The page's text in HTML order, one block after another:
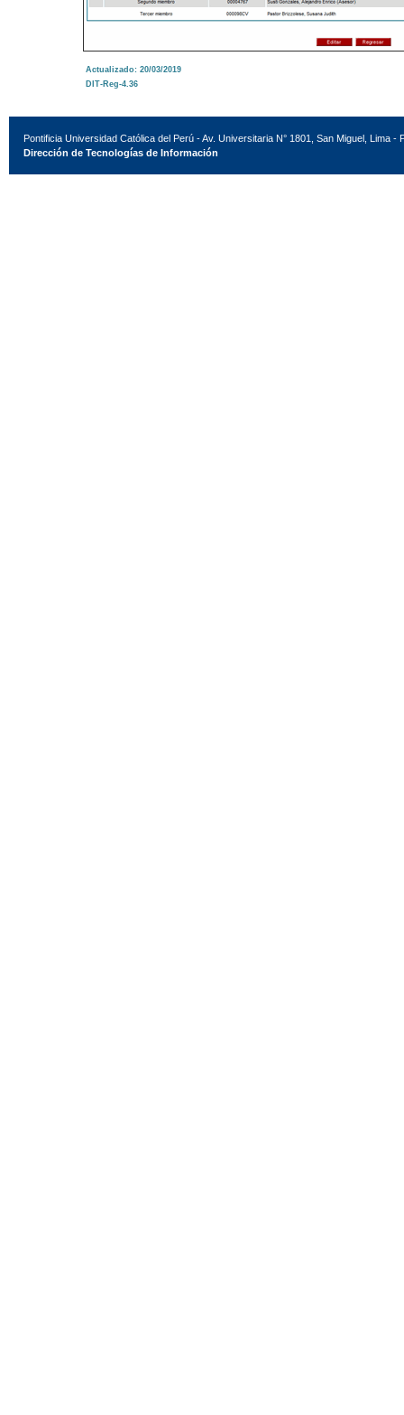
Actualizado: 20/03/2019
DIT-Reg-4.36
Pontificia Universidad Católica del Perú - Av. Universitaria N° 1801, San Miguel, Lima -
Dirección de Tecnologías de Información